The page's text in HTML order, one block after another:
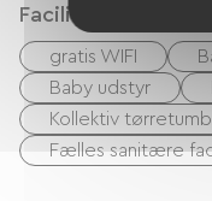
Faciliteter
gratis WIFI
Baby udstyr
Kollektiv
Fælles sanitære